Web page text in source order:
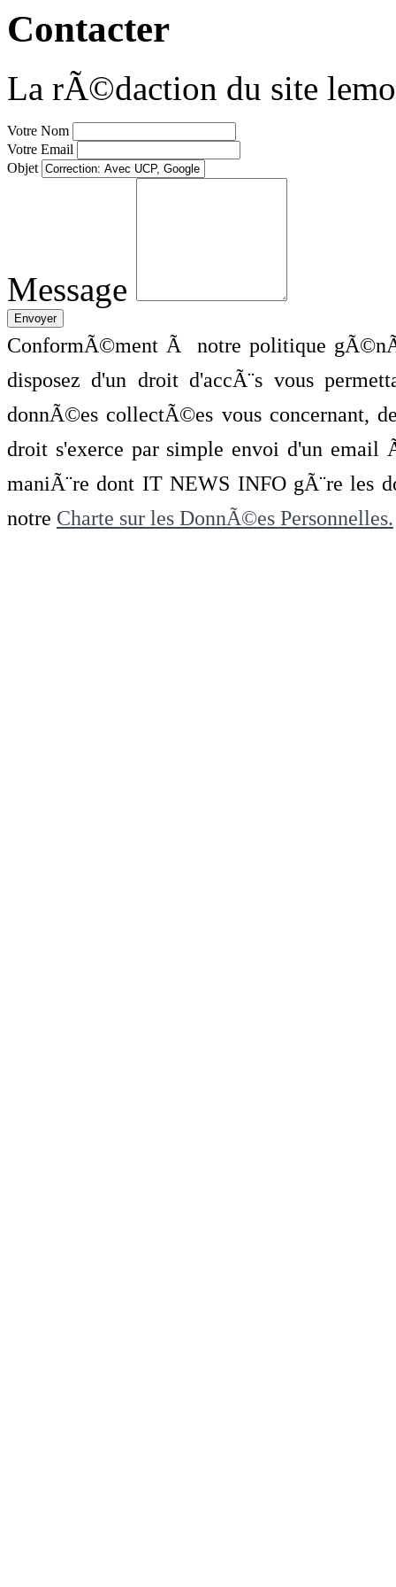
Contacter
La rÃ©daction du site
Votre Nom
Votre Email
Objet
Message
ConformÃ©ment Ã notre politique
disposez d'un droit d'accÃ¨s vous
donnÃ©es collectÃ©es vous concernant,
droit s'exerce par simple envoi d'un
maniÃ¨re dont IT NEWS INFO gÃ¨re les
notre Charte sur les DonnÃ©es Personnelles.